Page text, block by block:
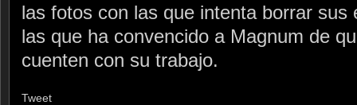
las fotos con las que intenta borrar sus
las que ha convencido a Magnum de
cuenten con su trabajo.
Tweet